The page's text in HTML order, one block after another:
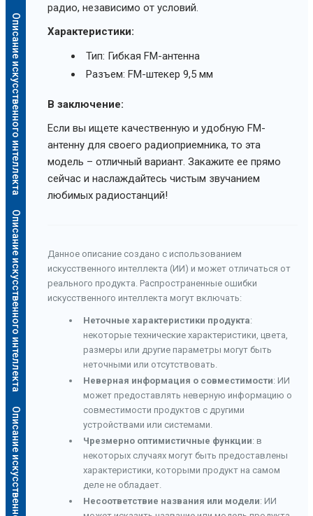
Описание искусственного интеллекта
Описание искусственного интеллекта
радио, независимо от условий.
Характеристики:
Тип: Гибкая FM-антенна
Разъем: FM-штекер 9,5 мм
В заключение:
Если вы ищете качественную и удобную FM-
антенну для своего радиоприемника, то эта
модель – отличный вариант. Закажите ее прямо
сейчас и наслаждайтесь чистым звучанием
любимых радиостанций!
Данное описание создано с использованием
искусственного интеллекта (ИИ) и может отличаться от
реального продукта. Распространенные ошибки
искусственного интеллекта могут включать:
Неточные характеристики продукта:
некоторые технические характеристики, цвета,
размеры или другие параметры могут быть
неточными или отсутствовать.
Неверная информация о совместимости: ИИ
может предоставлять неверную информацию о
совместимости продуктов с другими
устройствами или системами.
Чрезмерно оптимистичные функции: в
некоторых случаях могут быть предоставлены
характеристики, которыми продукт на самом
деле не обладает.
Несоответствие названия или модели: ИИ